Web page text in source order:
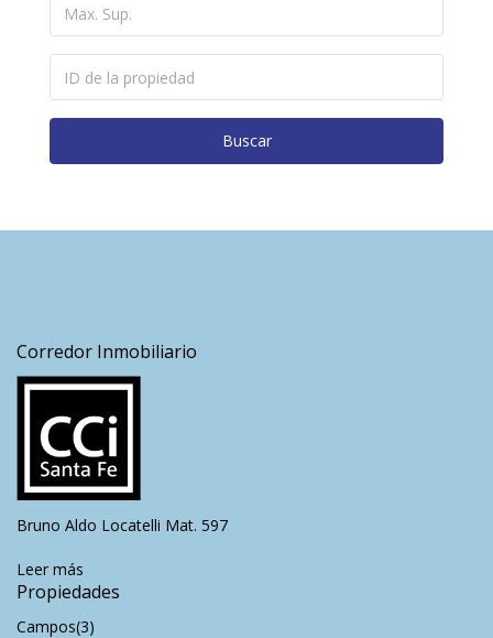
Buscar
Corredor Inmobiliario
Bruno Aldo Locatelli Mat. 597
Leer más
Propiedades
Campos(3)